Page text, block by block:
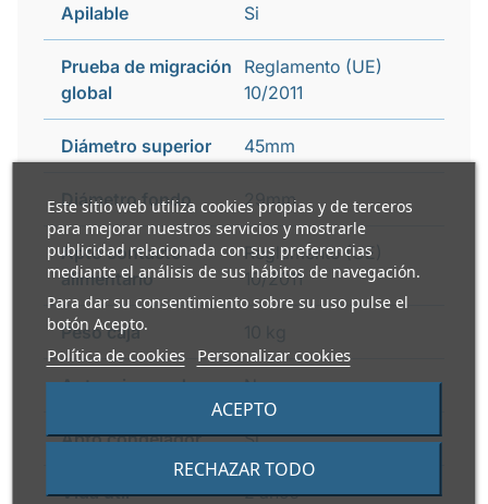
Este sitio web utiliza cookies propias y de terceros
para mejorar nuestros servicios y mostrarle
publicidad relacionada con sus preferencias
mediante el análisis de sus hábitos de navegación.
Para dar su consentimiento sobre su uso pulse el
botón Acepto.
Política de cookies Personalizar cookies
RECHAZAR TODO
ACEPTO
Apilable Si
Prueba de migración
global
Reglamento (UE)
10/2011
Diámetro superior 45mm
Diámetro fondo 29mm
Apto contacto
alimentario
Reglamento (UE)
10/2011
Peso caja
Apto microondas No
Apto congelador Si
Vida útil 2 años